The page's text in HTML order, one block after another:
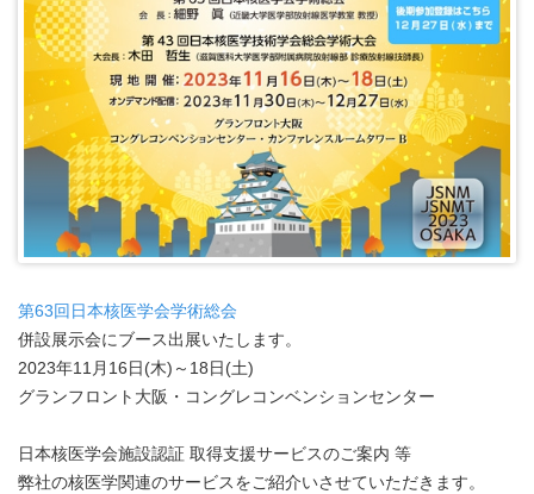
第63回日本核医学会学術総会
併設展示会にブース出展いたします。
2023年11月16日(木)～18日(土)
グランフロント大阪・コングレコンベンションセンター
日本核医学会施設認証 取得支援サービスのご案内 等
弊社の核医学関連のサービスをご紹介いさせていただきます。